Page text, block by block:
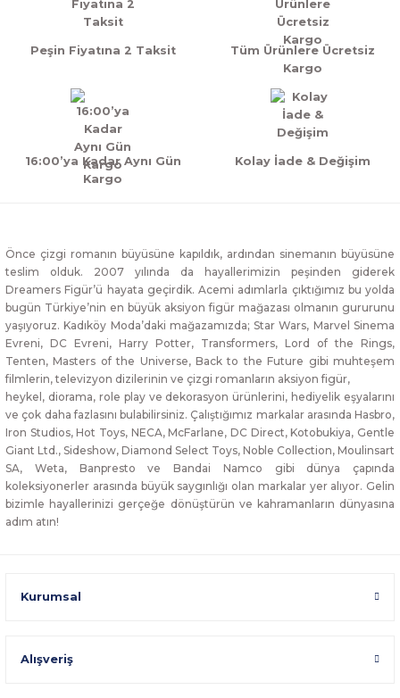
Peşin Fiyatına 2 Taksit
Tüm Ürünlere Ücretsiz
Kargo
16:00’ya Kadar Aynı Gün
Kargo
Kolay İade & Değişim
Önce çizgi romanın büyüsüne kapıldık, ardından sinemanın büyüsüne
teslim olduk. 2007 yılında da hayallerimizin peşinden giderek
Dreamers Figür’ü hayata geçirdik. Acemi adımlarla çıktığımız bu yolda
bugün Türkiye’nin en büyük aksiyon figür mağazası olmanın gururunu
yaşıyoruz. Kadıköy Moda’daki mağazamızda; Star Wars, Marvel Sinema
Evreni, DC Evreni, Harry Potter, Transformers, Lord of the Rings,
Tenten, Masters of the Universe, Back to the Future gibi muhteşem
filmlerin, televizyon dizilerinin ve çizgi romanların aksiyon figür,
heykel, diorama, role play ve dekorasyon ürünlerini, hediyelik eşyalarını
ve çok daha fazlasını bulabilirsiniz. Çalıştığımız markalar arasında Hasbro,
Iron Studios, Hot Toys, NECA, McFarlane, DC Direct, Kotobukiya, Gentle
Giant Ltd., Sideshow, Diamond Select Toys, Noble Collection, Moulinsart
SA, Weta, Banpresto ve Bandai Namco gibi dünya çapında
koleksiyonerler arasında büyük saygınlığı olan markalar yer alıyor. Gelin
bizimle hayallerinizi gerçeğe dönüştürün ve kahramanların dünyasına
adım atın!
Kurumsal
Alışveriş